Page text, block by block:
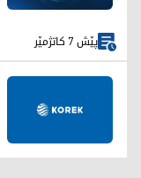
پێش 7 کاتژمێر